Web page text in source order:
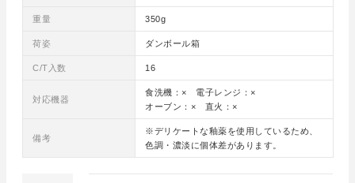
重量 350g
荷姿 ダンボール箱
C/T入数 16
対応機器
食洗機：× 電子レンジ：×
オーブン：× 直火：×
備考
※デリケートな釉薬を使用しているため、
色調・濃淡に個体差があります。